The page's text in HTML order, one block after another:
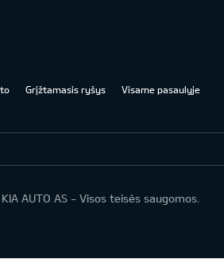
Grįžtamasis ryšys Visame pasaulyje
AUTO AS - Visos teisės saugomos.